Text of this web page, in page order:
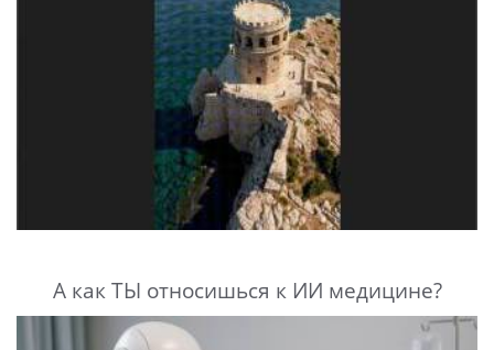
А как ТЫ относишься к ИИ медицине?